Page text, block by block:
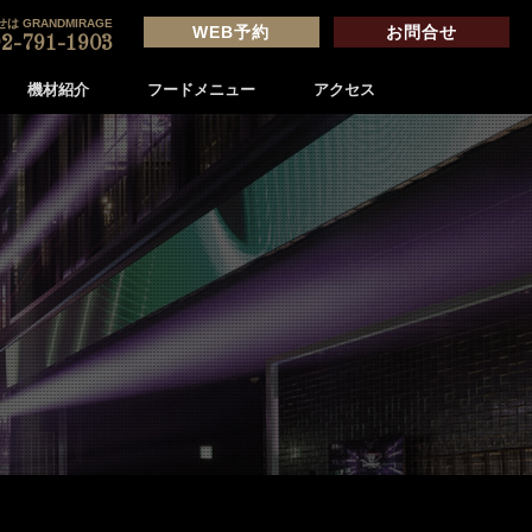
機材紹介 フードメニュー アクセス
は GRANDMIRAGE
791-1903
WEB予約 お問合せ